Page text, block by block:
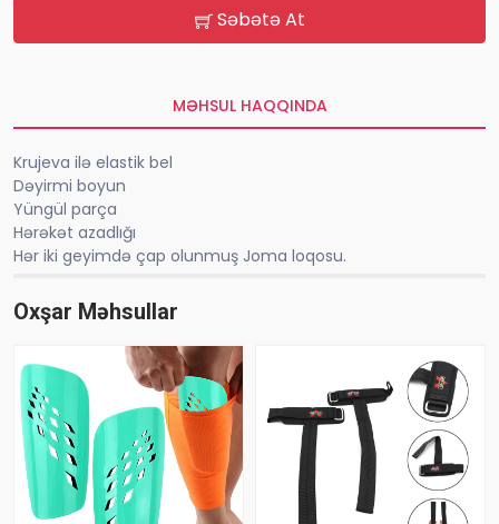
Səbətə At
MƏHSUL HAQQINDA
Krujeva ilə elastik bel
Dəyirmi boyun
Yüngül parça
Hərəkət azadlığı
Hər iki geyimdə çap olunmuş Joma loqosu.
Oxşar Məhsullar